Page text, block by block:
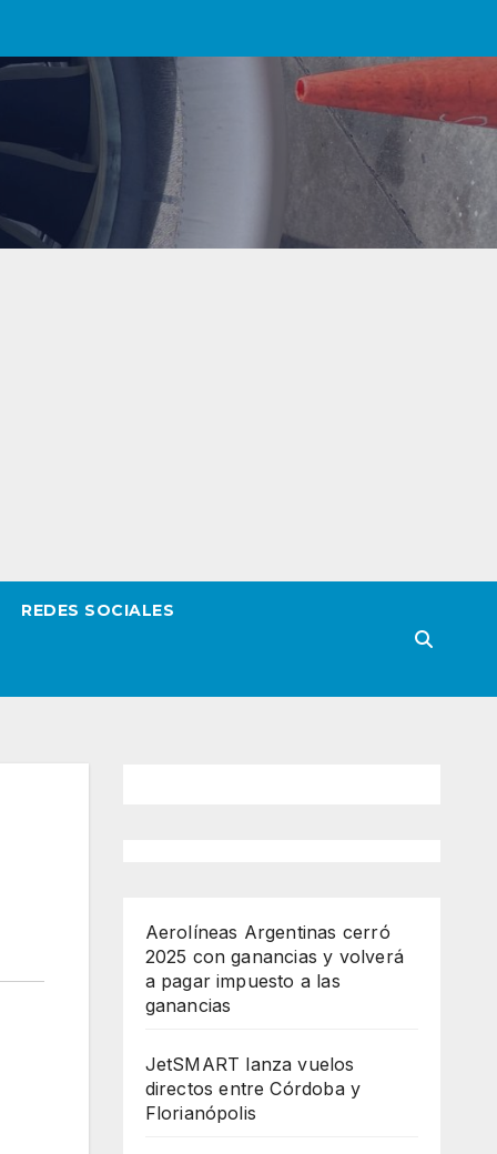
REDES SOCIALES
Aerolíneas Argentinas cerró
2025 con ganancias y volverá
a pagar impuesto a las
ganancias
JetSMART lanza vuelos
directos entre Córdoba y
Florianópolis